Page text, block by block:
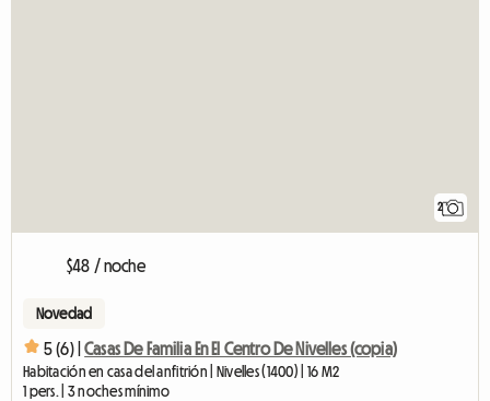
2
$48 / noche
Novedad
5 (6) | Casas De Familia En El Centro De Nivelles (copia)
Habitación en casa del anfitrión | Nivelles (1400) | 16 M2
1 pers. | 3 noches mínimo